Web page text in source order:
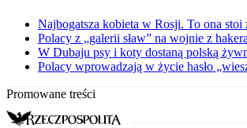
Najbogatsza kobieta w Rosji. To ona
Polacy z „galerii sław” na wojnie z
W Dubaju psy i koty dostaną polską
Polacy wprowadzają w życie hasło
Promowane treści